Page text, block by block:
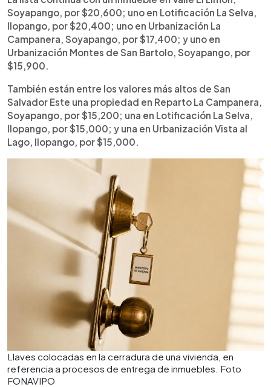
Soyapango, por $20,600; uno en Lotificación La Selva,
Ilopango, por $20,400; uno en Urbanización La
Campanera, Soyapango, por $17,400; y uno en
Urbanización Montes de San Bartolo, Soyapango, por
$15,900.
También están entre los valores más altos de San
Salvador Este una propiedad en Reparto La Campanera,
Soyapango, por $15,200; una en Lotificación La Selva,
Ilopango, por $15,000; y una en Urbanización Vista al
Lago, Ilopango, por $15,000.
Llaves colocadas en la cerradura de una vivienda, en
referencia a procesos de entrega de inmuebles. Foto
FONAVIPO